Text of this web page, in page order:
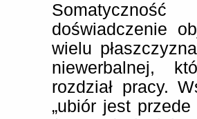
doświadczenie
wielu
niewerbalnej,
rozdział pracy.
„ubiór jest